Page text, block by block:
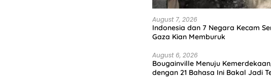
August 7, 2026
Indonesia dan 7 Negara Kecam
Gaza Kian Memburuk
August 6, 2026
Bougainville Menuju
dengan 21 Bahasa Ini Bakal Jadi